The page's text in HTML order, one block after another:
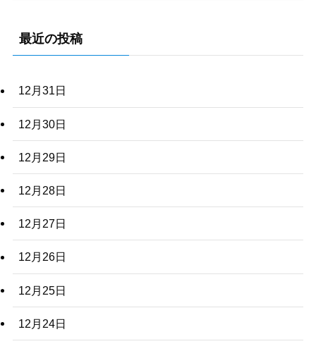
最近の投稿
12月31日
12月30日
12月29日
12月28日
12月27日
12月26日
12月25日
12月24日